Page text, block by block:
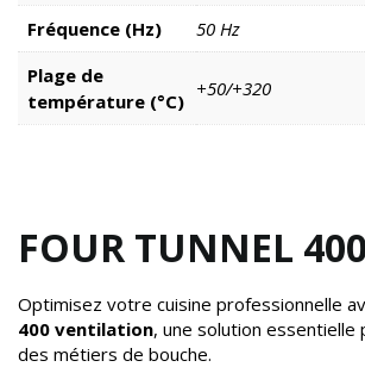
Fréquence (Hz)
50 Hz
Plage de
température (°C)
+50/+320
FOUR TUNNEL 400
Optimisez votre cuisine professionnelle
400 ventilation, une solution essentielle
des métiers de bouche.